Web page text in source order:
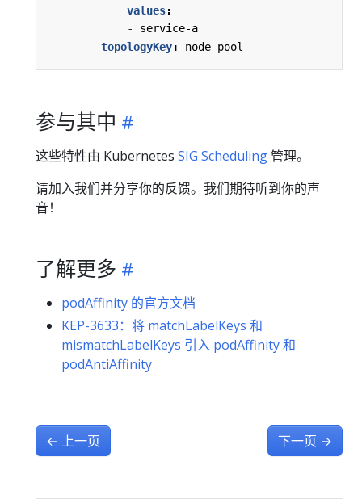
values:
- service-a
topologyKey: node-pool
参与其中
这些特性由 Kubernetes SIG Scheduling 管理。
请加入我们并分享你的反馈。我们期待听到你的声
音！
了解更多
podAffinity 的官方文档
KEP-3633：将 matchLabelKeys 和
mismatchLabelKeys 引入 podAffinity 和
podAntiAffinity
← 上一页 下一页 →